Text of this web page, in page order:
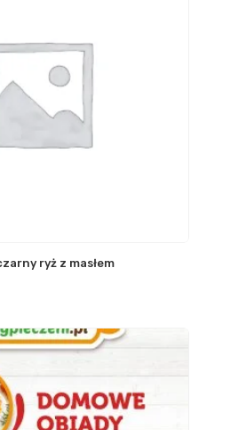
ryż z masłem